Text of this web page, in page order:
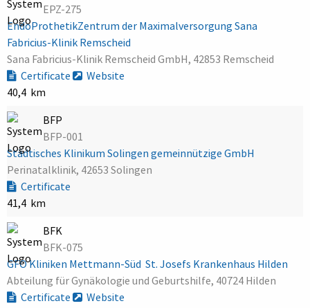
EPZ-275
EndoProthetikZentrum der Maximalversorgung Sana
Fabricius-Klinik Remscheid
Sana Fabricius-Klinik Remscheid GmbH, 42853 Remscheid
Certificate
Website
40,4 km
BFP
BFP-001
Städtisches Klinikum Solingen gemeinnützige GmbH
Perinatalklinik, 42653 Solingen
Certificate
41,4 km
BFK
BFK-075
GFO Kliniken Mettmann-Süd  St. Josefs Krankenhaus Hilden
Abteilung für Gynäkologie und Geburtshilfe, 40724 Hilden
Certificate
Website